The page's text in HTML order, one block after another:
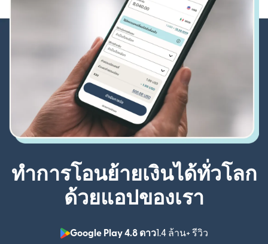
ทำการโอนย้ายเงินได้ทั่วโลก
ด้วยแอปของเรา
Google Play 4.8 ดาว1.4 ล้าน+ รีวิว
(เปิดในหน้าต่